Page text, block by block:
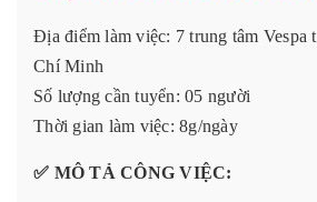
Địa điểm làm việc: 7 trung tâm Vespa
Chí Minh
Số lượng cần tuyển: 05 người
Thời gian làm việc: 8g/ngày
✅ MÔ TẢ CÔNG VIỆC: